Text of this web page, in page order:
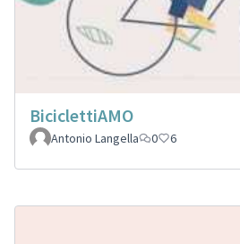
BiciclettiAMO
Antonio Langella
0 6